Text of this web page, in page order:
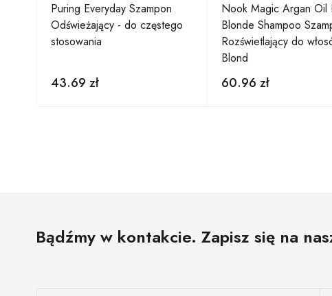
Puring Everyday Szampon
Odświeżający - do częstego
stosowania
43.69 zł
Nook Magic Argan Oil
Blonde Shampoo
Rozświetlający do
Blond
60.96 zł
Bądźmy w kontakcie. Zapisz się na